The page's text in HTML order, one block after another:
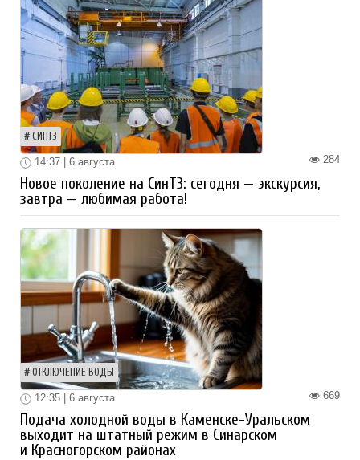
СИНТЗ
284
14:37 | 6 августа
Новое поколение на СинТЗ: сегодня — экскурсия,
завтра — любимая работа!
ОТКЛЮЧЕНИЕ ВОДЫ
669
12:35 | 6 августа
Подача холодной воды в Каменске-Уральском
выходит на штатный режим в Синарском
и Красногорском районах